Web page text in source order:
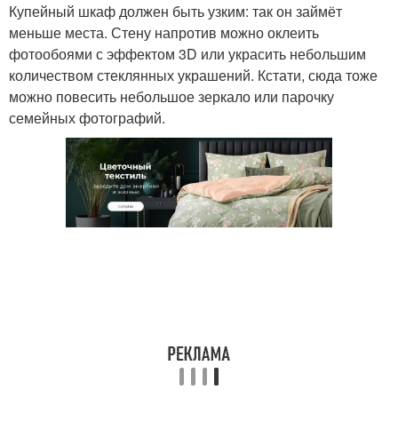
Купейный шкаф должен быть узким: так он займёт
меньше места. Стену напротив можно оклеить
фотообоями с эффектом 3D или украсить небольшим
количеством стеклянных украшений. Кстати, сюда тоже
можно повесить небольшое зеркало или парочку
семейных фотографий.